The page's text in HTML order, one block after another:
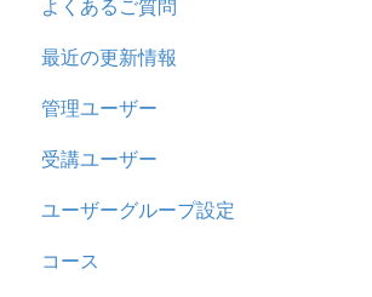
よくあるご質問
契約
トライアル
カスタマイズ
インターネット・セキュリティ
料金
最近の更新情報
2026年8月アップデート
2026年2月アップデート
2025年10月アップデート
2025年9月アップデート
管理ユーザー
管理ユーザーの統合について
管理ユーザーについて
ロールと権限
受講ユーザー
基本操作
【新レイアウト】受講ユーザー登
ユーザーグループ設定
【新レイアウト】ユーザーグループ
コース